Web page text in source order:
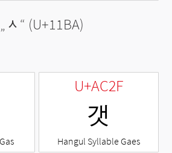
ᆺ“ (U+11BA)
U+AC2F
갯
Hangul Syllable Gaes